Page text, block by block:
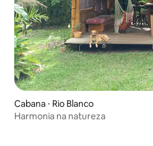
Cabana ⋅ Rio Blanco
Harmonia na natureza